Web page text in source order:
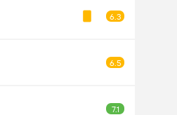
6.3
6.5
7.1